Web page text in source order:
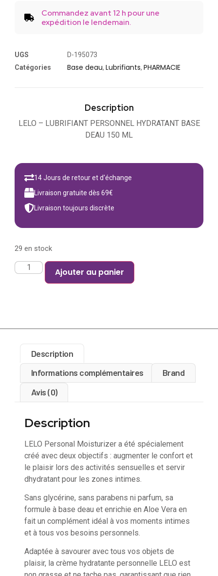
Commandez avant 12 h pour une
expédition le lendemain.
UGS
D-195073
Catégories
Base deau, Lubrifiants, PHARMACIE
Description
LELO – LUBRIFIANT PERSONNEL HYDRATANT BASE
DEAU 150 ML
14 Jours de retour et d'échange
Livraison gratuite dès 69€
Livraison toujours discrète
29 en stock
Ajouter au panier
Description
Informations complémentaires
Brand
Avis (0)
Description
LELO Personal Moisturizer a été spécialement
créé avec deux objectifs : augmenter le confort et
le plaisir lors des activités sensuelles et servir
dhydratant pour les zones intimes.
Sans glycérine, sans parabens ni parfum, sa
formule à base deau et enrichie en Aloe Vera en
fait un complément idéal à vos moments intimes
et à tous vos besoins personnels.
Adaptée à savourer avec tous vos objets de
plaisir, la crème hydratante personnelle LELO est